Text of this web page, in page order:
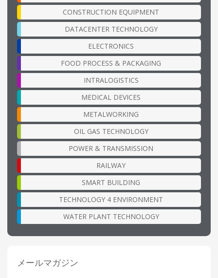
CONSTRUCTION EQUIPMENT
DATACENTER TECHNOLOGY
ELECTRONICS
FOOD PROCESS & PACKAGING
INTRALOGISTICS
MEDICAL DEVICES
METALWORKING
OIL GAS TECHNOLOGY
POWER & TRANSMISSION
RAILWAY
SMART BUILDING
TECHNOLOGY 4 ENVIRONMENT
WATER PLANT TECHNOLOGY
メールマガジン